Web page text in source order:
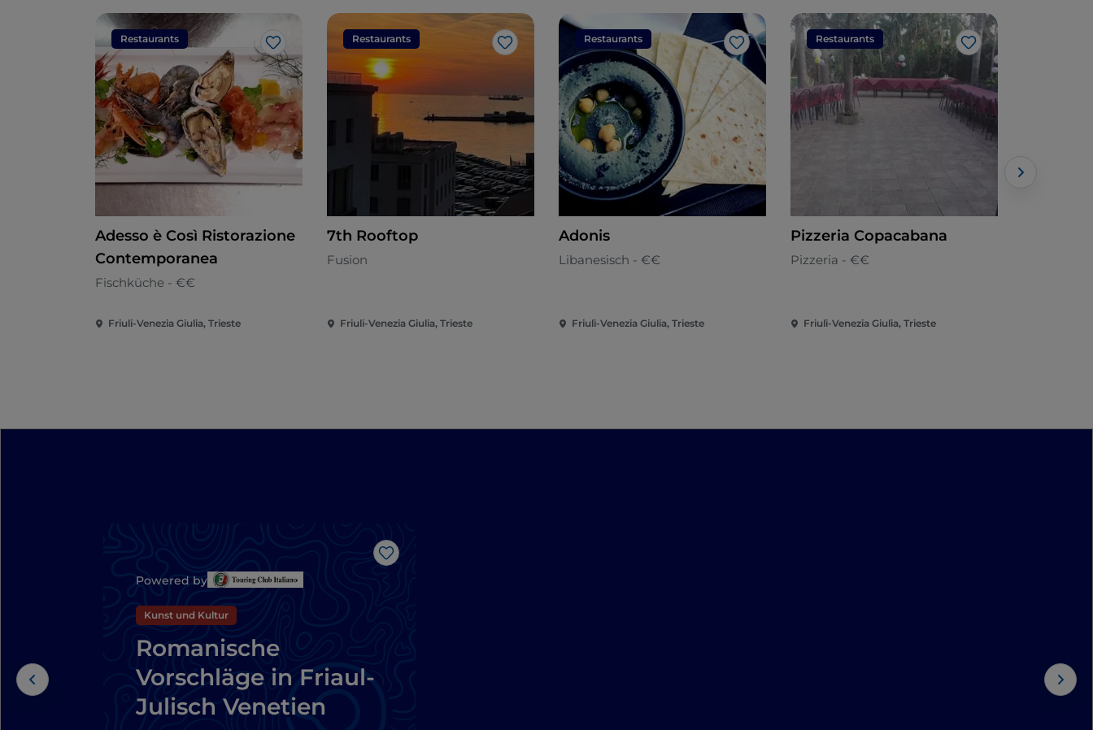
Restaurants
Like
Adesso è Così Ristorazione
Contemporanea
Fischküche - €€
Friuli-Venezia Giulia, Trieste
Restaurants
Like
7th Rooftop
Fusion
Friuli-Venezia Giulia, Trieste
Restaurants
Like
Adonis
Libanesisch - €€
Friuli-Venezia Giulia, Trieste
Restaurants
Like
Pizzeria Copacabana
Pizzeria - €€
Friuli-Venezia Giulia, Trieste
Like
Powered by
Kunst und Kultur
Romanische
Vorschläge in Friaul-
Julisch Venetien